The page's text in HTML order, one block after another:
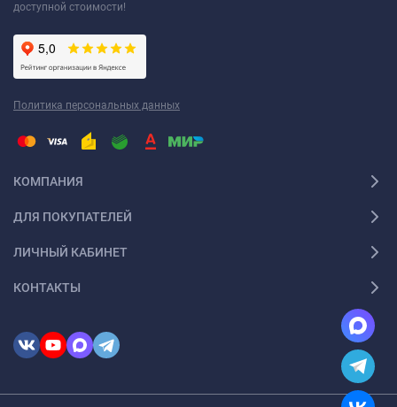
доступной стоимости!
Политика персональных данных
КОМПАНИЯ
ДЛЯ ПОКУПАТЕЛЕЙ
ЛИЧНЫЙ КАБИНЕТ
КОНТАКТЫ